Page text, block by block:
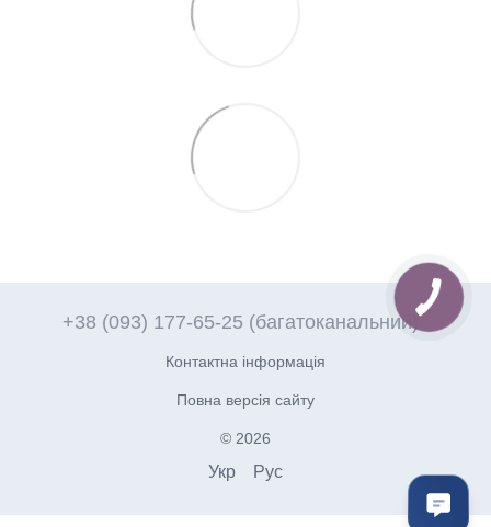
+38 (093) 177-65-25 (багатоканальний)
Контактна інформація
Повна версія сайту
© 2026
Укр Рус